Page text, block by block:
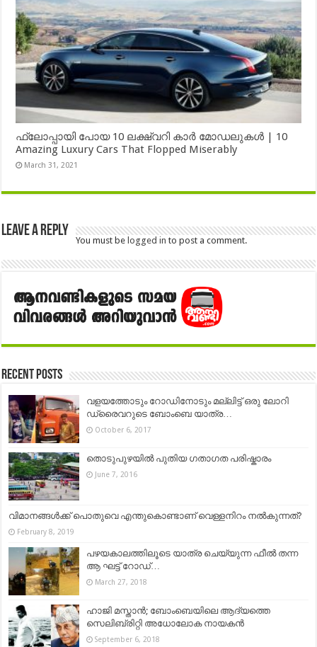
ഫ്ലോപ്പായി പോയ 10 ലക്ഷ്വറി കാർ മോഡലുകൾ | 10
Amazing Luxury Cars That Flopped Miserably
March 31, 2021
Leave a Reply
You must belogged in to post a comment.
Recent Posts
വളയത്തോടും റോഡിനോടും മല്ലിട്ട് ഒരു ലോറി
ഡ്രൈവറുടെ ബോംബെ യാത്ര…
October 6, 2017
തൊടുപുഴയിൽ പുതിയ ഗതാഗത പരിഷ്കാരം
June 7, 2016
വിമാനങ്ങൾക്ക് പൊതുവെ എന്തുകൊണ്ടാണ് വെള്ളനിറം നൽകുന്നത്?
February 8, 2019
പഴയകാലത്തിലൂടെ യാത്ര ചെയ്യുന്ന ഫീല്‍ തന്ന
ആ ഘട്ട് റോഡ്‌…
March 27, 2018
ഹാജി മസ്താന്‍; ബോംബെയിലെ ആദ്യത്തെ
സെലിബ്രിറ്റി അധോലോക നായകന്‍
September 6, 2018